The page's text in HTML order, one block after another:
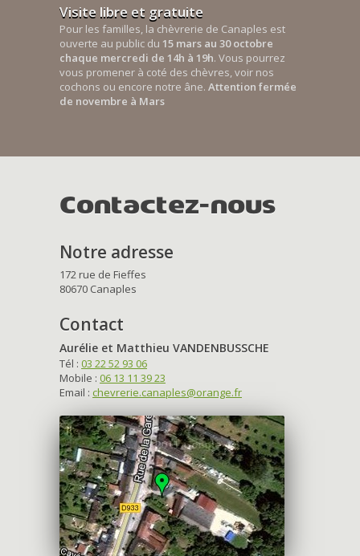
Visite libre et gratuite
Pour les familles, la chèvrerie de Canaples est
ouverte au public du 15 mars au 30 octobre
chaque mercredi de 14h à 19h. Vous pourrez
vous promener à coté des chèvres, voir nos
cochons ou encore notre âne. Attention fermée
de novembre à Mars
Contactez-nous
Notre adresse
172 rue de Fieffes
80670 Canaples
Contact
Aurélie et Matthieu VANDENBUSSCHE
Tél : 03 22 52 93 06
Mobile : 06 13 11 39 23
Email : chevrerie.canaples@orange.fr